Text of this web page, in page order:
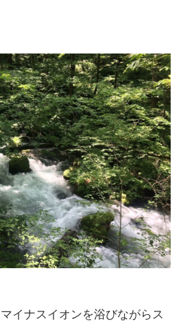
イナスイオンを浴びながらス